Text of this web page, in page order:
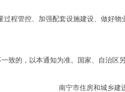
程管控、加强配套设施建设、做好物
的，以本通知为准。国家、自治区
南宁市住房和城乡